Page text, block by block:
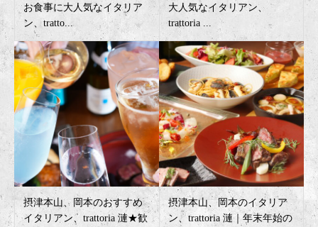
お食事に大人気なイタリア
ン、tratto...
大人気なイタリアン、
trattoria ...
摂津本山、岡本のおすすめ
イタリアン、trattoria 漣★歓
摂津本山、岡本のイタリア
ン、trattoria 漣｜年末年始の